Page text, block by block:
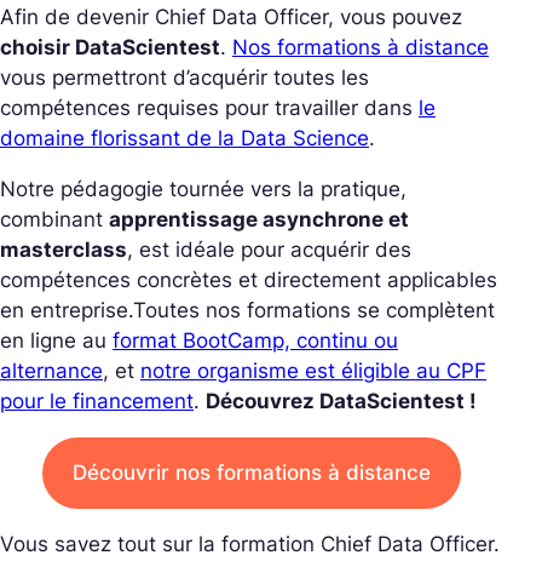
Afin de devenir Chief Data Officer, vous pouvez
choisir DataScientest. Nos formations à distance
vous permettront d’acquérir toutes les
compétences requises pour travailler dans le
domaine florissant de la Data Science.
Notre pédagogie tournée vers la pratique,
combinant apprentissage asynchrone et
masterclass, est idéale pour acquérir des
compétences concrètes et directement applicables
en entreprise.Toutes nos formations se complètent
en ligne au format BootCamp, continu ou
alternance, et notre organisme est éligible au CPF
pour le financement. Découvrez DataScientest !
Découvrir nos formations à distance
Vous savez tout sur la formation Chief Data Officer.